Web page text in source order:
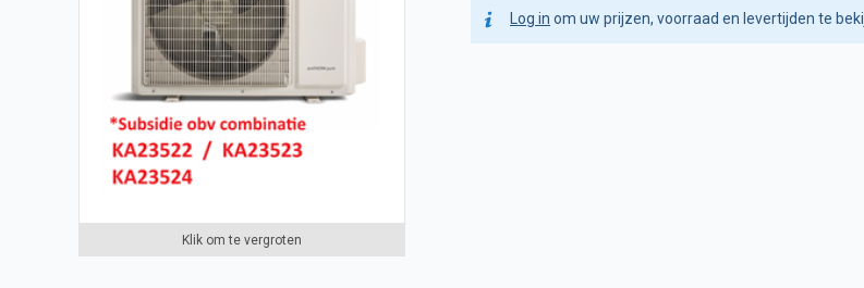
Klik om te vergroten
Log in om uw prijzen, voorraad en levertijden te